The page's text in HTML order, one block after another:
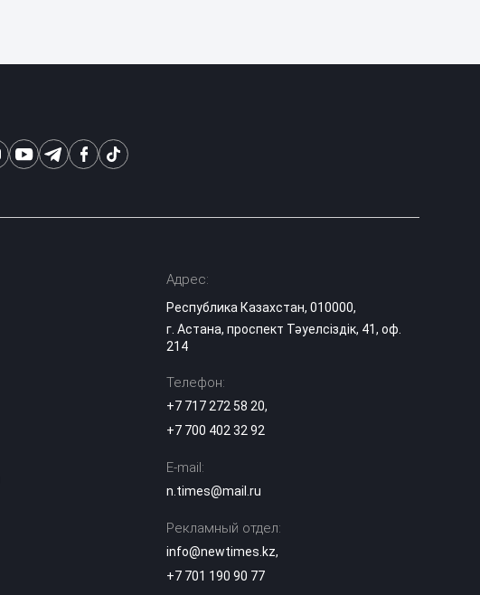
Адрес:
Республика Казахстан, 010000,
г. Астана, проспект Тәуелсіздік, 41, оф.
214
Телефон:
+7 717 272 58 20,
+7 700 402 32 92
E-mail:
n.times@mail.ru
Рекламный отдел:
info@newtimes.kz,
+7 701 190 90 77